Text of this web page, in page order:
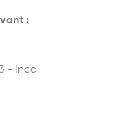
:
- Inca